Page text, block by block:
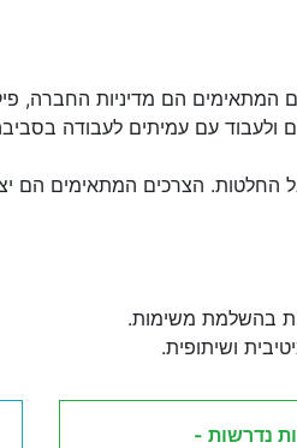
הם מדיניות החברה,
עם עמיתים לעבודה
הצרכים המתאימים הם
בהשלמת משימות.
ושיתופית.
נדרשות -